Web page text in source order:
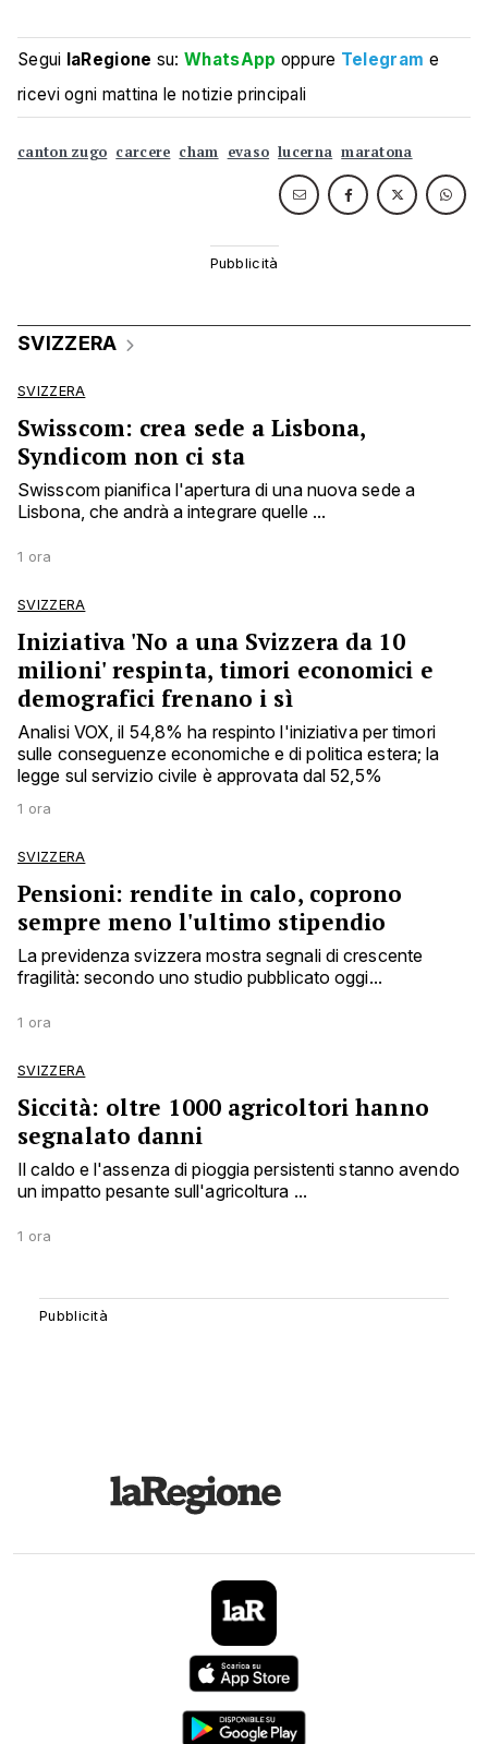
Segui laRegione su:WhatsApp oppure Telegram e
ricevi ogni mattina le notizie principali
canton zugo carcere cham evaso lucerna maratona
SVIZZERA
SVIZZERA
Swisscom: crea sede a Lisbona,
Syndicom non ci sta
Swisscom pianifica l'apertura di una nuova sede a
Lisbona, che andrà a integrare quelle ...
1 ora
SVIZZERA
Iniziativa 'No a una Svizzera da 10
milioni' respinta, timori economici e
demografici frenano i sì
Analisi VOX, il 54,8% ha respinto l'iniziativa per timori
sulle conseguenze economiche e di politica estera; la
legge sul servizio civile è approvata dal 52,5%
1 ora
SVIZZERA
Pensioni: rendite in calo, coprono
sempre meno l'ultimo stipendio
La previdenza svizzera mostra segnali di crescente
fragilità: secondo uno studio pubblicato oggi...
1 ora
SVIZZERA
Siccità: oltre 1000 agricoltori hanno
segnalato danni
Il caldo e l'assenza di pioggia persistenti stanno avendo
un impatto pesante sull'agricoltura ...
1 ora